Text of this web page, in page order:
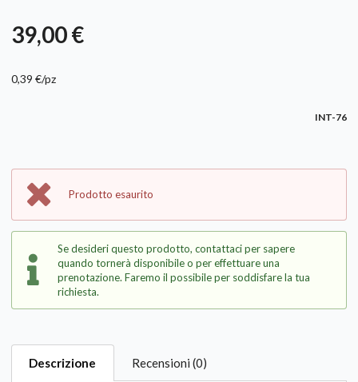
39,00 €
0,39 €/pz
INT-76
Prodotto esaurito
Se desideri questo prodotto, contattaci per sapere
quando tornerà disponibile o per effettuare una
prenotazione. Faremo il possibile per soddisfare la tua
richiesta.
Descrizione Recensioni (0)